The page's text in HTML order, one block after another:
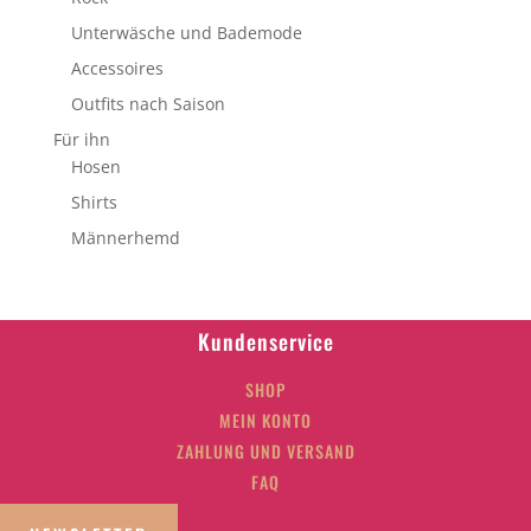
Unterwäsche und Bademode
Accessoires
Outfits nach Saison
Für ihn
Hosen
Shirts
Männerhemd
Kundenservice
SHOP
MEIN KONTO
ZAHLUNG UND VERSAND
FAQ